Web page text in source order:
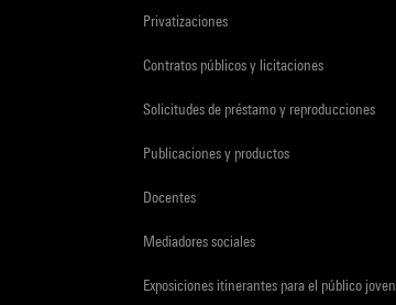
Privatizaciones
Contratos públicos y licitaciones
Solicitudes de préstamo y reproducciones
Publicaciones y productos
Docentes
Mediadores sociales
Exposiciones itinerantes para el público joven